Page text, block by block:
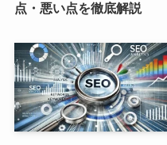
点・悪い点を徹底解説